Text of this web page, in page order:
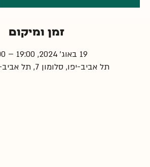
זמן ומיקום
19 באוג׳ 2024, 19:00 – 23:00
תל אביב-יפו, סלומון 7, תל אביב-יפו, ישראל